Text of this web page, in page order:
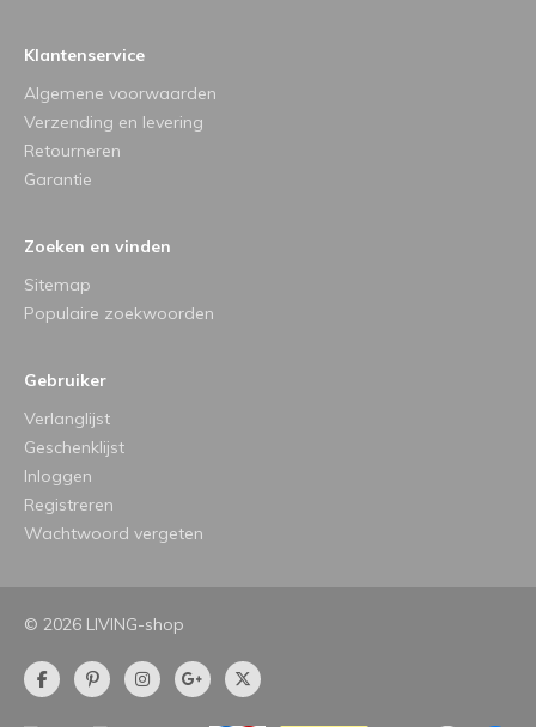
Klantenservice
Algemene voorwaarden
Verzending en levering
Retourneren
Garantie
Zoeken en vinden
Sitemap
Populaire zoekwoorden
Gebruiker
Verlanglijst
Geschenklijst
Inloggen
Registreren
Wachtwoord vergeten
© 2026 LIVING-shop